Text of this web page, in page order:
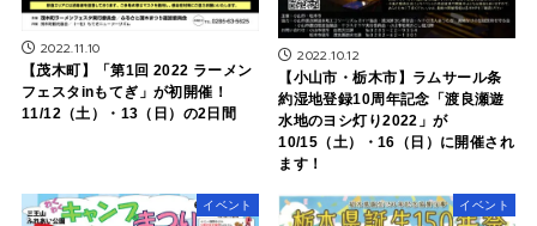
2022.11.10
【茂木町】「第1回 2022 ラーメン
フェスタinもてぎ」が初開催！
11/12（土）・13（日）の2日間
2022.10.12
【小山市・栃木市】ラムサール条
約湿地登録10周年記念「渡良瀬遊
水地のヨシ灯り2022」が
10/15（土）・16（日）に開催され
ます！
イベント イベント